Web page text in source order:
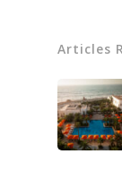
Articles